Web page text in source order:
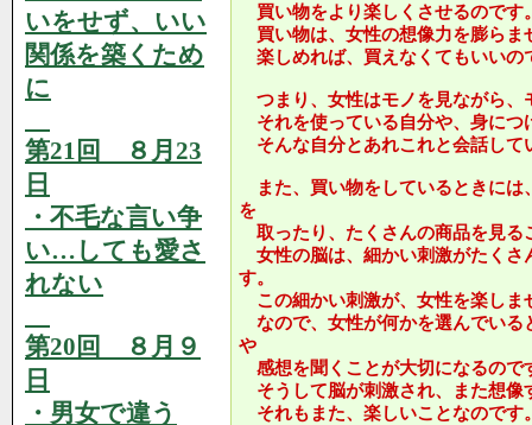
いをせず、いい
関係を築くため
に
第21回 ８月23
日
・不毛な言い争
い…しても愛さ
れない
第20回 ８月９
日
・男女で違う
買い物をより楽しくさせるのです
買い物は、女性の想像力を膨らま
楽しめれば、買えなくてもいいの
つまり、女性はモノを見ながら、
それを使っている自分や、身につ
そんな自分とあれこれと会話して
また、買い物をしているときには
を
取ったり、たくさんの商品を見る
女性の脳は、細かい刺激がたくさ
す。
この細かい刺激が、女性を楽しま
なので、女性が何かを選んでいる
や
感想を聞くことが大切になるので
そうして脳が刺激され、また想像
それもまた、楽しいことなのです